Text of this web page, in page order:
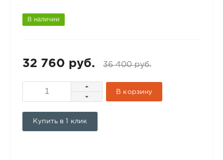
В наличии
32 760 руб. 36 400 руб.
В корзину
Купить в 1 клик